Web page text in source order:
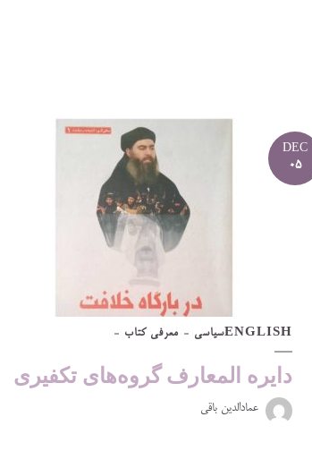
DEC
05
ENGLISHسیاسی معرفی کتاب
دایره المعارف گروه‌های تکفیری
عمادالدین باقی